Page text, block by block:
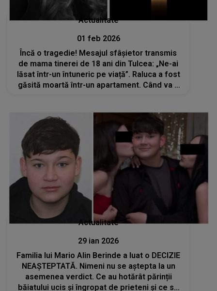
Actualitate
01 feb 2026
Încă o tragedie! Mesajul sfâșietor transmis
de mama tinerei de 18 ani din Tulcea: „Ne-ai
lăsat într-un întuneric pe viață”. Raluca a fost
găsită moartă într-un apartament. Când va fi
Actualitate
29 ian 2026
Familia lui Mario Alin Berinde a luat o DECIZIE
NEAȘTEPTATĂ. Nimeni nu se aştepta la un
asemenea verdict. Ce au hotărât părinții
băiatului ucis și îngropat de prieteni și ce se